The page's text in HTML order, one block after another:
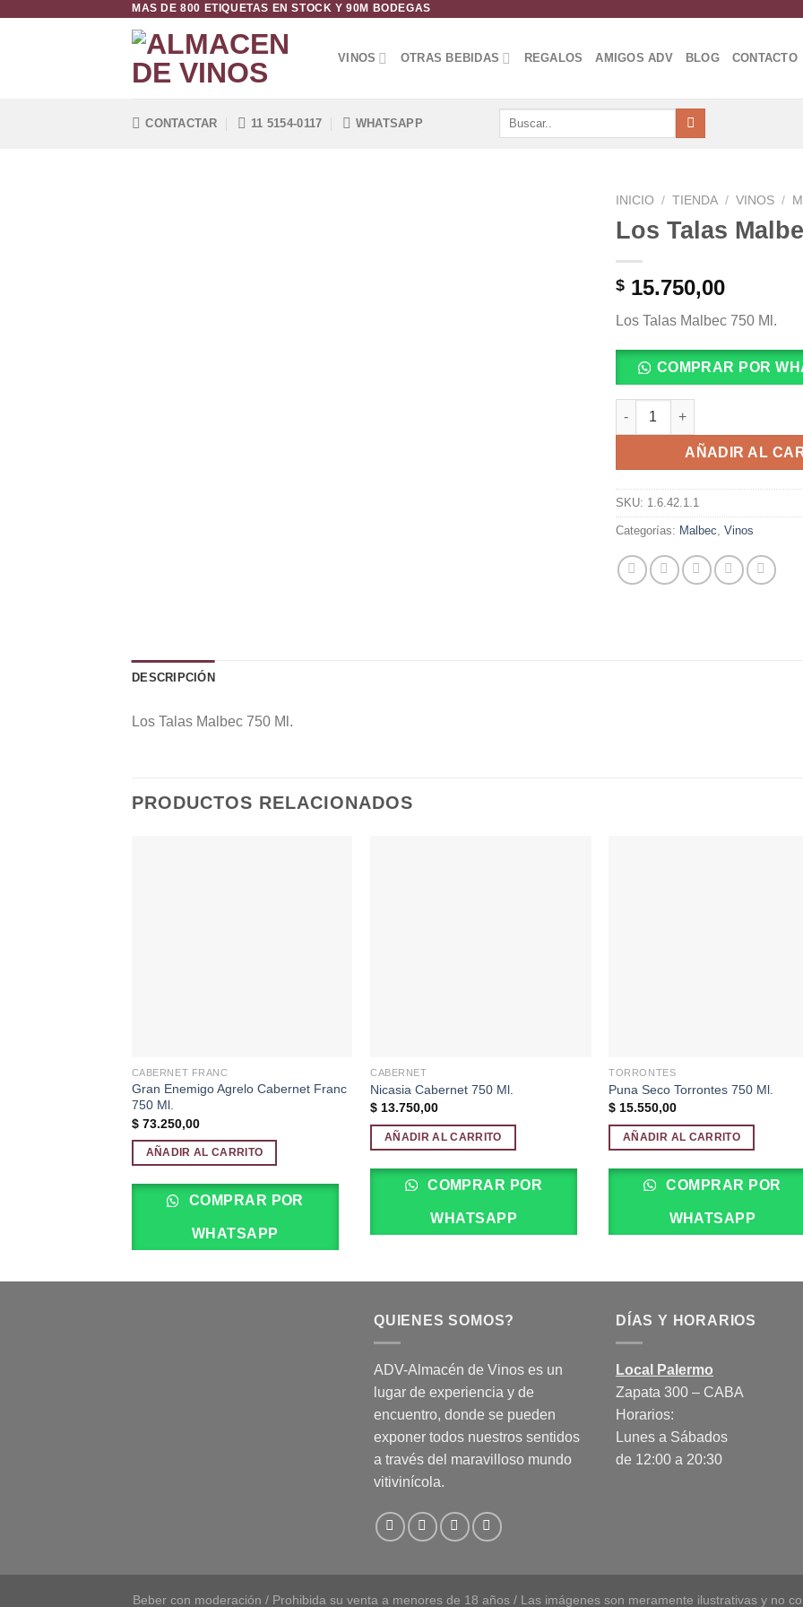
MAS DE 800 ETIQUETAS EN STOCK Y 90M BODEGAS
VINOS OTRAS BEBIDAS REGALOS AMIGOS ADV BLOG CONTACTO
CONTACTAR 11 5154-0117 WHATSAPP
Buscar
INICIO / TIENDA / VINOS /
Los Talas
$ 15.750,00
Los Talas Malbec 750 Ml.
COMPRAR POR
Los Talas Malbec 750 Ml.
AÑADIR AL
SKU: 1.6.42.1.1
Categorías: Malbec Vinos
DESCRIPCIÓN
Los Talas Malbec 750 Ml.
PRODUCTOS RELACIONADOS
CABERNET FRANC
Gran Enemigo Agrelo Cabernet Franc
750 Ml.
$73.250,00
AÑADIR AL CARRITO
COMPRAR POR
WHATSAPP
CABERNET
Nicasia Cabernet 750 Ml.
$ 13.750,00
AÑADIR AL CARRITO
COMPRAR POR
WHATSAPP
TORRONTES
Puna Seco Torrontes 750 Ml.
$ 15.550,00
AÑADIR AL CARRITO
COMPRAR POR
WHATSAPP
QUIENES SOMOS?
ADV-Almacén de Vinos es un
lugar de experiencia y de
encuentro, donde se pueden
exponer todos nuestros sentidos
a través del maravilloso mundo
vitivinícola.
DÍAS Y HORARIOS
Local Palermo
Zapata 300 – CABA
Horarios:
Lunes a Sábados
de 12:00 a 20:30
Beber con moderación / Prohibida su venta a menores de 18 años / Las imágenes son meramente ilustrativas y no